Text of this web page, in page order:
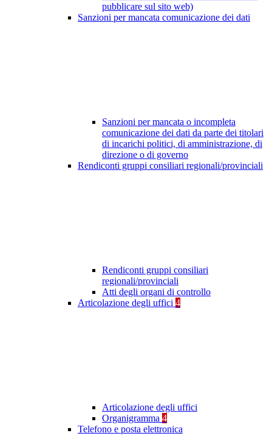
pubblicare sul sito web)
Sanzioni per mancata comunicazione dei dati
Sanzioni per mancata o incompleta
comunicazione dei dati da parte dei titolari
di incarichi politici, di amministrazione, di
direzione o di governo
Rendiconti gruppi consiliari regionali/provinciali
Rendiconti gruppi consiliari
regionali/provinciali
Atti degli organi di controllo
Articolazione degli uffici 4
Articolazione degli uffici
Organigramma 4
Telefono e posta elettronica